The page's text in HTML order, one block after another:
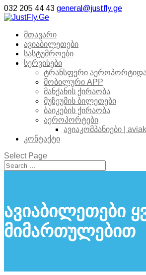
032 205 44 43 general@justfly.ge
მთავარი
ავიაბილეთები
სასტუმროები
სერვისები
ტრანსფერი
მობილური APP
მანქანის ქირაობა
მუზეუმის ბილეთები
ბაიკების ქირაობა
აეროპორტები
ავიაკომპანიები |
კონტაქტი
Select Page
ავიაბილეთები
მიმართულებით